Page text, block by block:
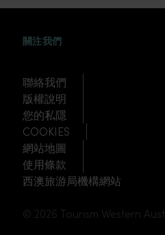
關注我們
聯絡我們
版權說明
您的私隱
COOKIES
網站地圖
使用條款
西澳旅游局機構網站
© 2026 Tourism Western